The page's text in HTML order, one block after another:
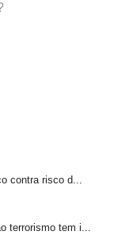
contra risco d...
terrorismo tem i...